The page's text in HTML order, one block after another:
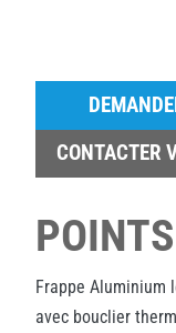
CONTACTER
Frappe Aluminium
avec bouclier